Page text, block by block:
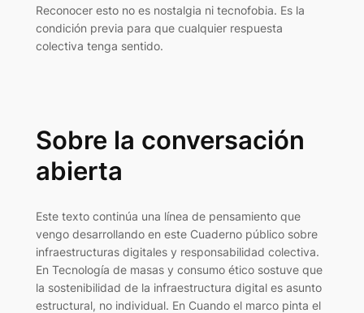
Reconocer esto no es nostalgia ni tecnofobia. Es la
condición previa para que cualquier respuesta
colectiva tenga sentido.
Sobre la conversación
abierta
Este texto continúa una línea de pensamiento que
vengo desarrollando en este Cuaderno público sobre
infraestructuras digitales y responsabilidad colectiva.
En Tecnología de masas y consumo ético sostuve que
la sostenibilidad de la infraestructura digital es asunto
estructural, no individual. En Cuando el marco pinta el